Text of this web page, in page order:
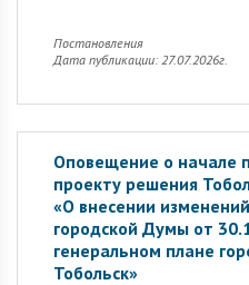
Постановления
Дата публикации: 27.07.2026г.
Оповещение о начале
проекту решения
«О внесении
городской Думы от
генеральном плане
Тобольск»